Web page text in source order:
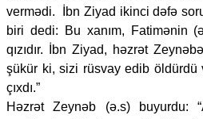
vermədi. İbn Ziyad ikinci dəfə
biri dedi: Bu xanım, Fatimənin
qızıdır. İbn Ziyad, həzrət
şükür ki, sizi rüsvay edib
çıxdı.”
Həzrət Zeynəb (ə.s) buyurdu: